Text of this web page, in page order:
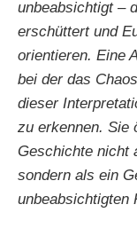
unbeabsichtigt –
erschüttert und
orientieren. Eine
bei der das
dieser
zu erkennen. Sie
Geschichte nicht
sondern als ein
unbeabsichtigten